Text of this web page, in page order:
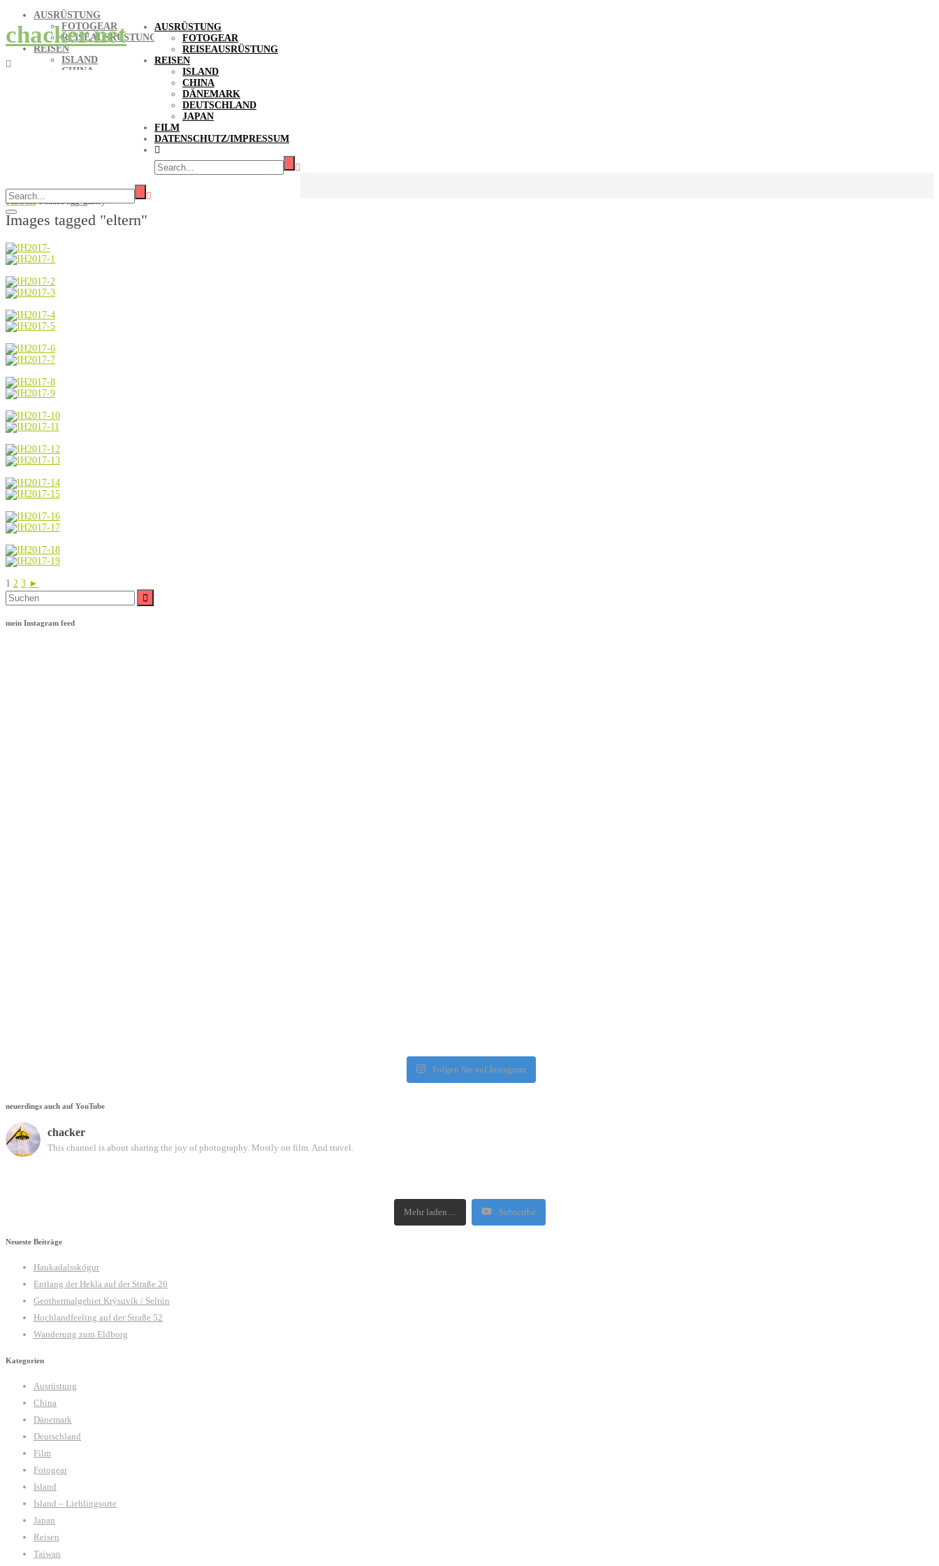
chacker.net
AUSRÜSTUNG
FOTOGEAR
REISEAUSRÜSTUNG
REISEN
ISLAND
CHINA
DÄNEMARK
DEUTSCHLAND
JAPAN
FILM
DATENSCHUTZ/IMPRESSUM
AUSRÜSTUNG
FOTOGEAR
REISEAUSRÜSTUNG
REISEN
ISLAND
CHINA
DATENSCHUTZ/IMPRESSUM
Startseite/Untitled ngg_gallery
Images tagged "eltern"
1 2 3 ►
Suche
mein Instagram feed
Folgen Sie auf Instagram
neuerdings auch auf YouTube
chacker
This channel is about sharing the joy of photography. Mostly on film. And travel.
Mehr laden… Subscribe
Neueste Beiträge
Haukadalsskógur
Entlang der Hekla auf der Straße 26
Geothermalgebiet Krýsuvík / Seltún
Hochlandfeeling auf der Straße 52
Wanderung zum Eldborg
Kategorien
Ausrüstung
China
Dänemark
Deutschland
Film
Fotogear
Island
Island – Lieblingsorte
Japan
Reisen
Taiwan